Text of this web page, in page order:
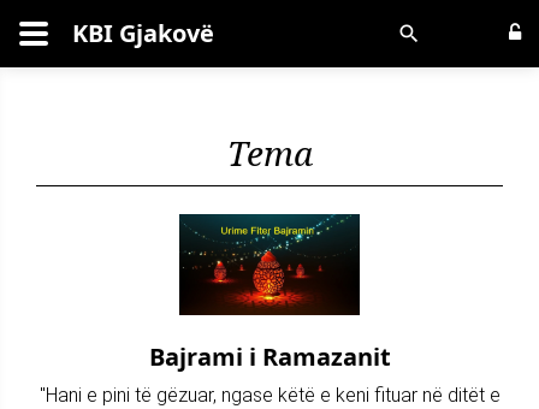
Kërko KBI Gjakovë
Tema
Bajrami i Ramazanit
"Hani e pini të gëzuar, ngase këtë e keni fituar në ditët e